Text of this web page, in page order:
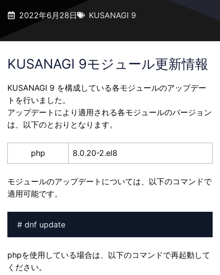
2022年6月28日 KUSANAGI 9
KUSANAGI 9モジュール更新情報
KUSANAGI 9 を構成している各モジュールのアップデー
トを行いました。
アップデートにより適用される各モジュールのバージョン
は、以下のとおりとなります。
php 8.0.20-2.el8
モジュールのアップデートについては、以下のコマンドで
適用可能です。
# dnf update
phpを使用している場合は、以下のコマンドで再起動して
ください。